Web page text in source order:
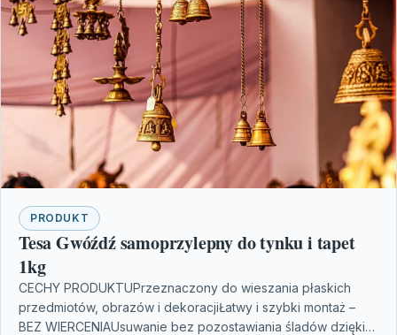
PRODUKT
Tesa Gwóźdź samoprzylepny do tynku i tapet
1kg
CECHY PRODUKTUPrzeznaczony do wieszania płaskich
przedmiotów, obrazów i dekoracjiŁatwy i szybki montaż –
BEZ WIERCENIAUsuwanie bez pozostawiania śladów dzięki